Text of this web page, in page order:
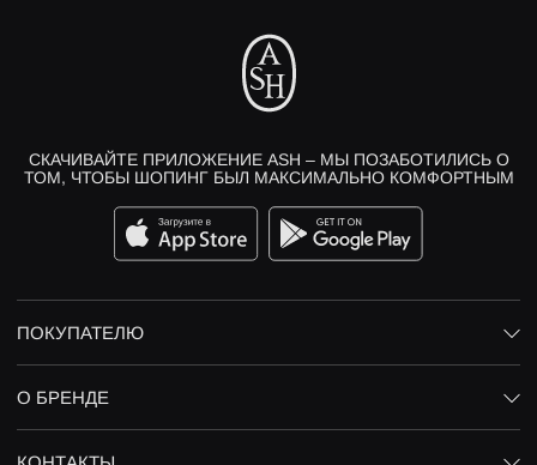
СКАЧИВАЙТЕ ПРИЛОЖЕНИЕ ASH – МЫ ПОЗАБОТИЛИСЬ О
ТОМ, ЧТОБЫ ШОПИНГ БЫЛ МАКСИМАЛЬНО КОМФОРТНЫМ
ПОКУПАТЕЛЮ
О БРЕНДЕ